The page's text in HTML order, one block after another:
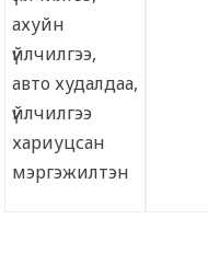
ахуйн
үйлчилгээ,
авто худалдаа,
үйлчилгээ
хариуцсан
мэргэжилтэн